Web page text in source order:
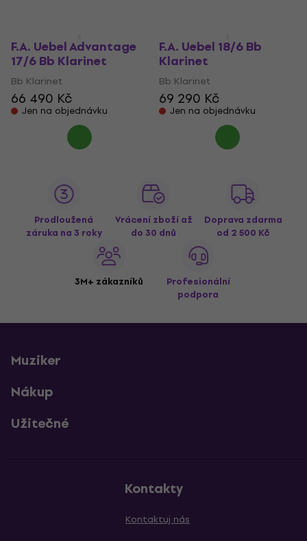
F.A. Uebel Advantage
17/6 Bb Klarinet
Bb Klarinet
66 490 Kč
Jen na objednávku
F.A. Uebel 18/6 Bb
Klarinet
Bb Klarinet
69 290 Kč
Jen na objednávku
Prodloužená
záruka na 3 roky
Vrácení zboží až
do 30 dnů
Doprava zdarma
od 2 500 Kč
3M+ zákazníků
Profesionální
podpora
Muziker
Nákup
Užitečné
Kontakty
Kontaktuj nás